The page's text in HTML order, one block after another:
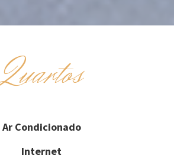
Quartos
Ar Condicionado
Internet